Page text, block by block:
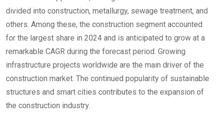
divided into construction, metallurgy, sewage treatment, and
others. Among these, the construction segment accounted
for the largest share in 2024 and is anticipated to grow at a
remarkable CAGR during the forecast period. Growing
infrastructure projects worldwide are the main driver of the
construction market. The continued popularity of sustainable
structures and smart cities contributes to the expansion of
the construction industry.